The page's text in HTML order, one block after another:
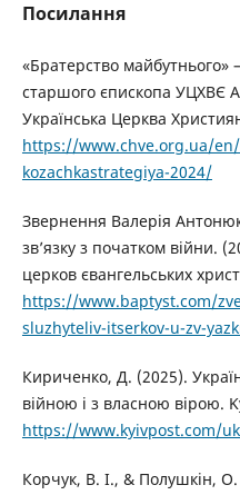
Посилання
«Братерство майбутнього»
старшого єпископа УЦХВЄ
Українська Церква
https://www.chve.org.ua/
kozachkastrategiya-2024/
Звернення Валерія
зв’язку з початком війни.
церков євангельських
https://www.baptyst.com/
sluzhyteliv-itserkov-u-zv-
Кириченко, Д. (2025).
війною і з власною вірою.
https://www.kyivpost.com/
Корчук, В. І., & Полушкін, О.